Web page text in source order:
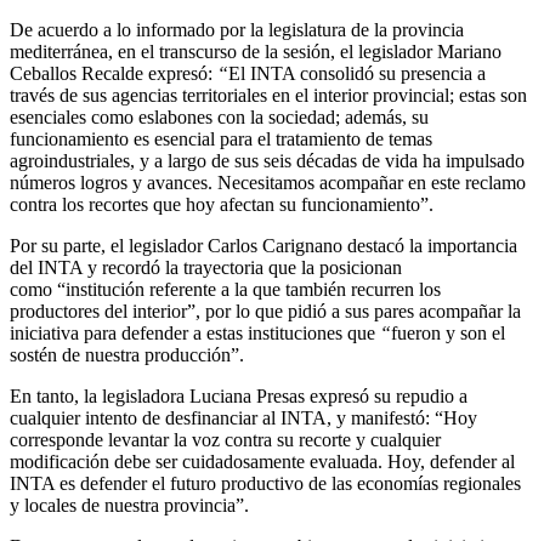
De acuerdo a lo informado por la legislatura de la provincia
mediterránea, en el transcurso de la sesión, el legislador Mariano
Ceballos Recalde expresó: “El INTA consolidó su presencia a
través de sus agencias territoriales en el interior provincial; estas son
esenciales como eslabones con la sociedad; además, su
funcionamiento es esencial para el tratamiento de temas
agroindustriales, y a largo de sus seis décadas de vida ha impulsado
números logros y avances. Necesitamos acompañar en este reclamo
contra los recortes que hoy afectan su funcionamiento”.
Por su parte, el legislador Carlos Carignano destacó la importancia
del INTA y recordó la trayectoria que la posicionan
como “institución referente a la que también recurren los
productores del interior”, por lo que pidió a sus pares acompañar la
iniciativa para defender a estas instituciones que “fueron y son el
sostén de nuestra producción”.
En tanto, la legisladora Luciana Presas expresó su repudio a
cualquier intento de desfinanciar al INTA, y manifestó: “Hoy
corresponde levantar la voz contra su recorte y cualquier
modificación debe ser cuidadosamente evaluada. Hoy, defender al
INTA es defender el futuro productivo de las economías regionales
y locales de nuestra provincia”.